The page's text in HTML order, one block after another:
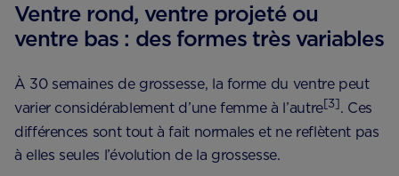
Ventre rond, ventre projeté ou
ventre bas : des formes très variables
À 30 semaines de grossesse, la forme du ventre peut
varier considérablement d’une femme à l’autre[3]. Ces
différences sont tout à fait normales et ne reflètent pas
à elles seules l’évolution de la grossesse.